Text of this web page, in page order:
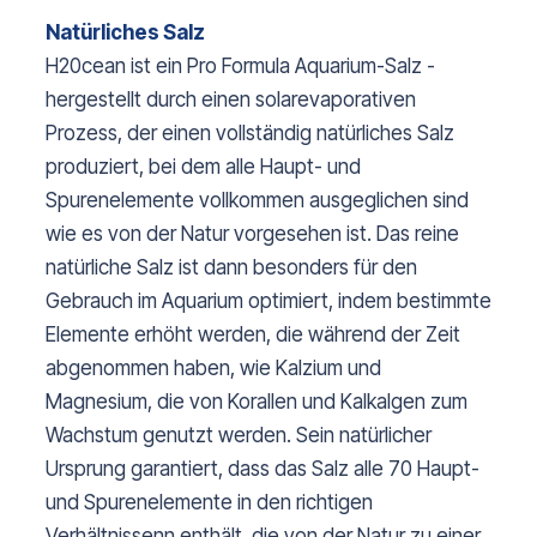
Natürliches Salz
H20cean ist ein Pro Formula Aquarium-Salz -
hergestellt durch einen solarevaporativen
Prozess, der einen vollständig natürliches Salz
produziert, bei dem alle Haupt- und
Spurenelemente vollkommen ausgeglichen sind
wie es von der Natur vorgesehen ist. Das reine
natürliche Salz ist dann besonders für den
Gebrauch im Aquarium optimiert, indem bestimmte
Elemente erhöht werden, die während der Zeit
abgenommen haben, wie Kalzium und
Magnesium, die von Korallen und Kalkalgen zum
Wachstum genutzt werden. Sein natürlicher
Ursprung garantiert, dass das Salz alle 70 Haupt-
und Spurenelemente in den richtigen